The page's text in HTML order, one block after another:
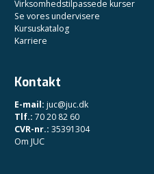
Virksomhedstilpassede kurser
Se vores undervisere
Kursuskatalog
Karriere
Kontakt
E-mail: juc@juc.dk
Tlf.: 70 20 82 60
CVR-nr.: 35391304
Om JUC